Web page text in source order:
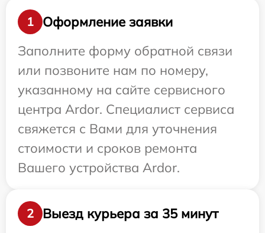
1
Оформление заявки
Заполните форму обратной связи
или позвоните нам по номеру,
указанному на сайте сервисного
центра Ardor. Специалист сервиса
свяжется с Вами для уточнения
стоимости и сроков ремонта
Вашего устройства Ardor.
2 Выезд курьера за 35 минут